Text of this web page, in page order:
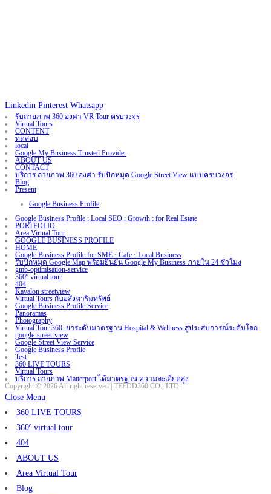
Linkedin Pinterest Whatsapp
รับถ่ายภาพ 360 องศา VR Tour ครบวงจร
Virtual Tours
CONTENT
ทดสอบ
local
Google My Business Trusted Provider
ABOUT US
CONTACT
บริการ ถ่ายภาพ 360 องศา รับปักหมุด Google Street View แบบครบวงจร
Blog
Present
Google Business Profile
Google Business Profile : Local SEO : Growth : for Real Estate
PORTFOLIO
Area Virtual Tour
GOOGLE BUSINESS PROFILE
HOME
Google Business Profile for SME · Cafe · Local Business
รับปักหมุด Google Map พร้อมยืนยัน Google My Business ภายใน 24 ชั่วโมง
gmb-optimisation-service
360º virtual tour
404
Kavalon streetview
Virtual Tours กับอสังหาริมทรัพย์
Google Business Profile Service
Panoramas
Photography
Virtual Tour 360: ยกระดับมาตรฐาน Hospital & Wellness สู่ประสบการณ์ระดับโลก
google-street-view
Google Street View Service
Google Business Profile
Test
360 LIVE TOURS
Virtual Tours
บริการ ถ่ายภาพ Matterport ได้มาตรฐาน ความละเอียดสูง
Copyright © 2026 All right reserved | TEEDD360 CO., LTD.
Close Menu
360 LIVE TOURS
360º virtual tour
404
ABOUT US
Area Virtual Tour
Blog